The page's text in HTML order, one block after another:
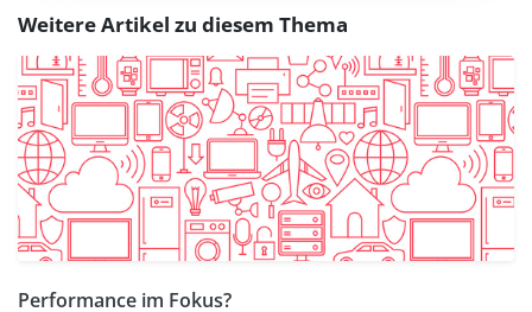
Weitere Artikel zu diesem Thema
Performance im Fokus?